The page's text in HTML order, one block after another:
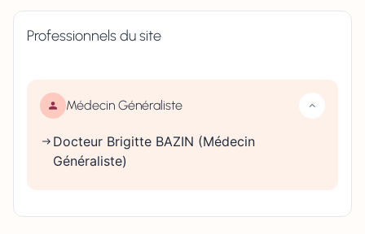
Professionnels du site
Médecin Généraliste
Docteur Brigitte BAZIN (Médecin
Généraliste)